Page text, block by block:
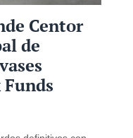
Centor
de